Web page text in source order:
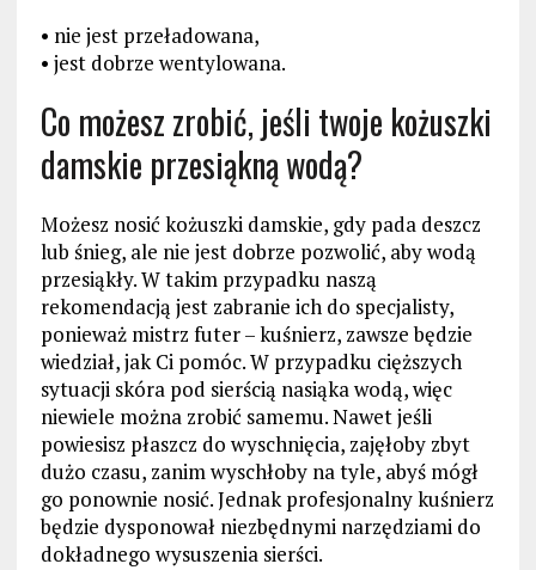
• nie jest przeładowana,
• jest dobrze wentylowana.
Co możesz zrobić, jeśli twoje kożuszki
damskie przesiąkną wodą?
Możesz nosić kożuszki damskie, gdy pada deszcz
lub śnieg, ale nie jest dobrze pozwolić, aby wodą
przesiąkły. W takim przypadku naszą
rekomendacją jest zabranie ich do specjalisty,
ponieważ mistrz futer – kuśnierz, zawsze będzie
wiedział, jak Ci pomóc. W przypadku cięższych
sytuacji skóra pod sierścią nasiąka wodą, więc
niewiele można zrobić samemu. Nawet jeśli
powiesisz płaszcz do wyschnięcia, zajęłoby zbyt
dużo czasu, zanim wyschłoby na tyle, abyś mógł
go ponownie nosić. Jednak profesjonalny kuśnierz
będzie dysponował niezbędnymi narzędziami do
dokładnego wysuszenia sierści.